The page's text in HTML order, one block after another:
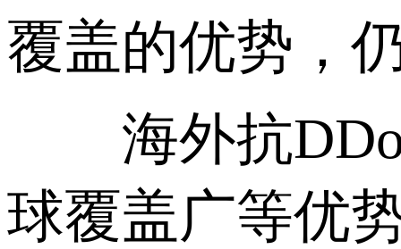
覆盖的优势，
海外抗DDoS
球覆盖广等优